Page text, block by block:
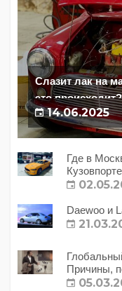
Слазит лак на
это происходит?
14.06.2025
Где в
Daewoo и
Причины,
с этим